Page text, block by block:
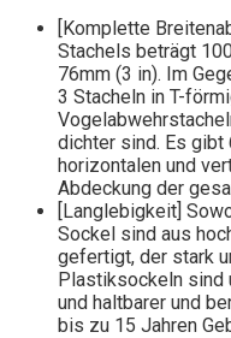
[Komplette
Stachels beträgt
76mm (3 in). Im
3 Stacheln in T-
dichter sind. Es gibt
horizontalen und
Abdeckung der
[Langlebigkeit]
Sockel sind aus
gefertigt, der stark
Plastiksockeln
und haltbarer und
bis zu 15 Jahren